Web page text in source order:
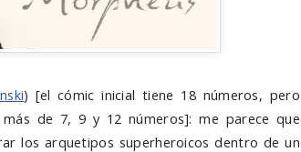
) [el cómic inicial tiene 18 números, pero
de 7, 9 y 12 números]: me parece que
los arquetipos superheroicos dentro de un